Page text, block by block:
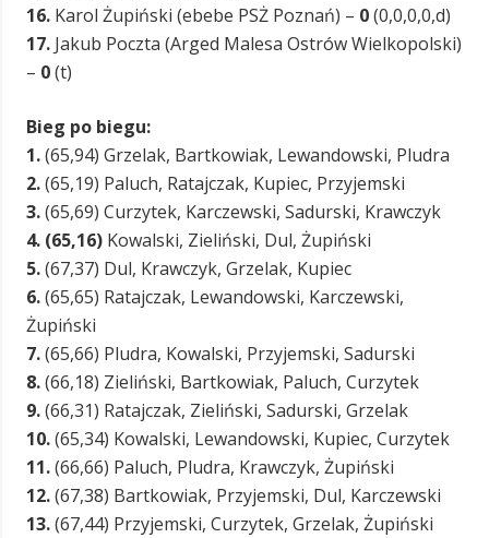
16. Karol Żupiński (ebebe PSŻ Poznań) – 0(0,0,0,0,d)
17. Jakub Poczta (Arged Malesa Ostrów Wielkopolski)
– 0(t)
Bieg po biegu:
1.(65,94) Grzelak, Bartkowiak, Lewandowski, Pludra
2.(65,19) Paluch, Ratajczak, Kupiec, Przyjemski
3.(65,69) Curzytek, Karczewski, Sadurski, Krawczyk
4. (65,16) Kowalski, Zieliński, Dul, Żupiński
5.(67,37) Dul, Krawczyk, Grzelak, Kupiec
6.(65,65) Ratajczak, Lewandowski, Karczewski,
Żupiński
7.(65,66) Pludra, Kowalski, Przyjemski, Sadurski
8.(66,18) Zieliński, Bartkowiak, Paluch, Curzytek
9.(66,31) Ratajczak, Zieliński, Sadurski, Grzelak
10.(65,34) Kowalski, Lewandowski, Kupiec, Curzytek
11.(66,66) Paluch, Pludra, Krawczyk, Żupiński
12.(67,38) Bartkowiak, Przyjemski, Dul, Karczewski
13.(67,44) Przyjemski, Curzytek, Grzelak, Żupiński